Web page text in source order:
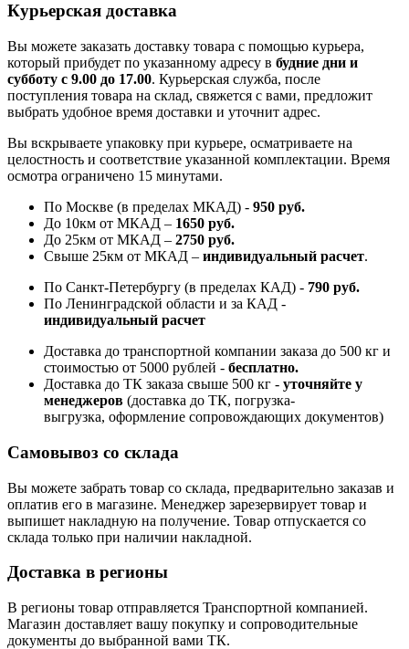
Курьерская доставка
Вы можете заказать доставку товара с помощью курьера,
который прибудет по указанному адресу в будние дни и
субботу с 9.00 до 17.00. Курьерская служба, после
поступления товара на склад, свяжется с вами, предложит
выбрать удобное время доставки и уточнит адрес.
Вы вскрываете упаковку при курьере, осматриваете на
целостность и соответствие указанной комплектации. Время
осмотра ограничено 15 минутами.
По Москве (в пределах МКАД) - 950 руб.
До 10км от МКАД – 1650 руб.
До 25км от МКАД – 2750 руб.
Свыше 25км от МКАД – индивидуальный расчет.
По Санкт-Петербургу (в пределах КАД) - 790 руб.
По Ленинградской области и за КАД -
индивидуальный расчет
Доставка до транспортной компании заказа до 500 кг и
стоимостью от 5000 рублей - бесплатно.
Доставка до ТК заказа свыше 500 кг - уточняйте у
менеджеров (доставка до ТК, погрузка-
выгрузка, оформление сопровождающих документов)
Самовывоз со склада
Вы можете забрать товар со склада, предварительно заказав и
оплатив его в магазине. Менеджер зарезервирует товар и
выпишет накладную на получение. Товар отпускается со
склада только при наличии накладной.
Доставка в регионы
В регионы товар отправляется Транспортной компанией.
Магазин доставляет вашу покупку и сопроводительные
документы до выбранной вами ТК.